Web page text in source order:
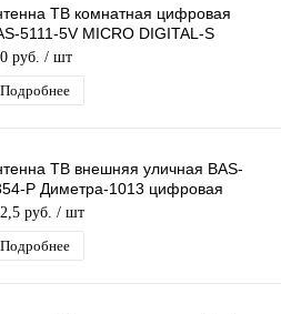
ТВ комнатная цифровая
5111-5V MICRO DIGITAL-S
для DVB-T2 телевидения
руб. / шт
Подробнее
ТВ внешняя уличная BAS-
P Диметра-1013 цифровая
для DVB-T2 телевидения
руб. / шт
Подробнее